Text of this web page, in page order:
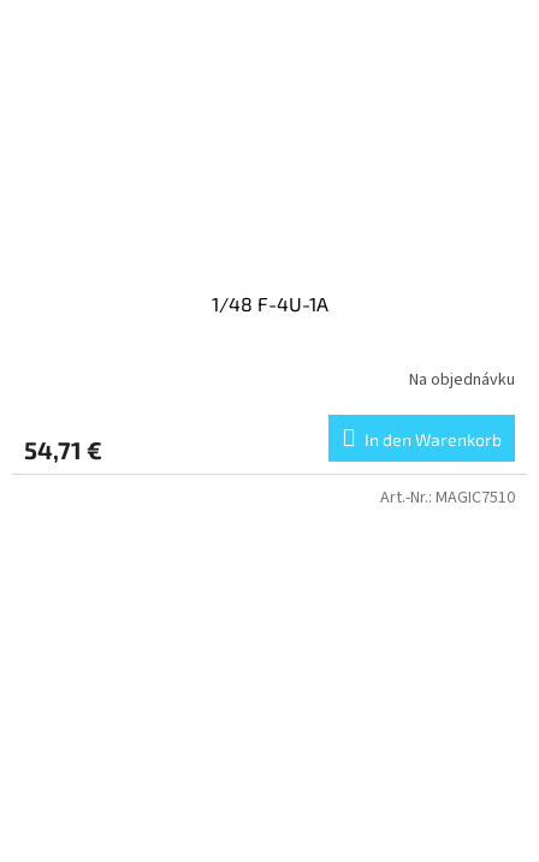
1/48 F-4U-1A
Na objednávku
54,71 € In den Warenkorb
Art.-Nr.: MAGIC7510